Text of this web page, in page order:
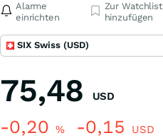
Alarme
einrichten
Zur Watchlist
hinzufügen
SIX Swiss (USD)
75,48 USD
-0,20 % -0,15 USD